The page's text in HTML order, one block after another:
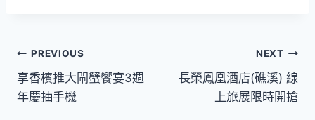
文
章
PREVIOUS
享香檳推大閘蟹饗宴3週
年慶抽手機
NEXT
長榮鳳凰酒店(礁溪) 線
上旅展限時開搶